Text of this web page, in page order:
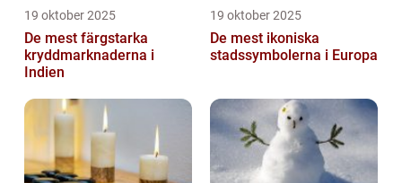
19 oktober 2025
De mest färgstarka
kryddmarknaderna i
Indien
19 oktober 2025
De mest ikoniska
stadssymbolerna i Europa